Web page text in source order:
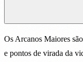
Os Arcanos Maiores
e pontos de virada da